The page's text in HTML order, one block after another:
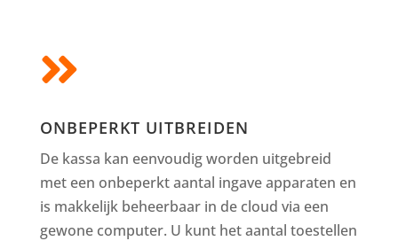

ONBEPERKT UITBREIDEN
De kassa kan eenvoudig worden uitgebreid
met een onbeperkt aantal ingave apparaten en
is makkelijk beheerbaar in de cloud via een
gewone computer. U kunt het aantal toestellen